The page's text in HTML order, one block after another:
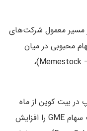
مسیر معمول شرکت‌های
محبوبی در میان
کاربران شبکه‌های اجتماعی (میم‌استاک – Memestock)،
در بیت کوین از ماه
فوریه آغاز شد و همین گمانه‌زنی‌ها قیمت سهام GME را افزایش